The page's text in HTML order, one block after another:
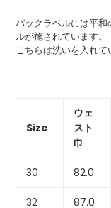
バックラベルには平
ルが施されています。
こちらは洗いを入れて
Size
ウェ
スト
巾
30 82.0
32 87.0